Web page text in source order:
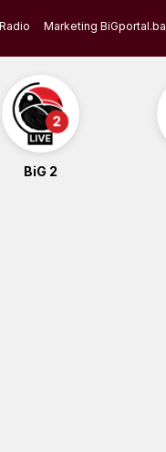
Marketing BiGportal.ba
BiG 2